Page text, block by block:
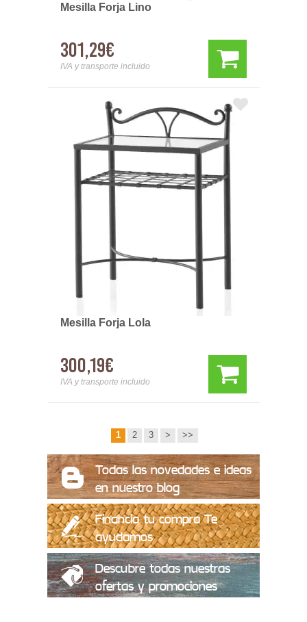
Mesilla Forja Lino
301,29€
IVA y transporte incluido
Mesilla Forja Lola
300,19€
IVA y transporte incluido
1 2 3 > >>
Todas las novedades e ideas
en nuestro blog
Financia tu compra Te
ayudamos
Descubre todas nuestras
ofertas y promociones